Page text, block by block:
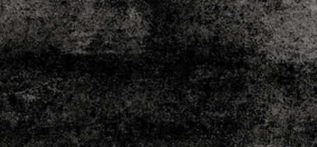
Uređivanje fotografija proizvoda Uređivanje fotografija nakita Podaci